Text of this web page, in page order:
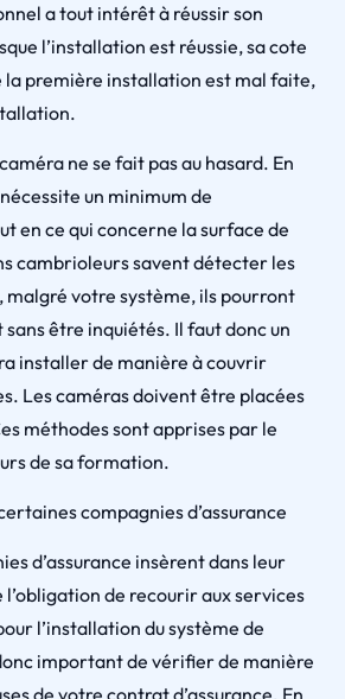
a tout intérêt à réussir son
l’installation est réussie, sa cote
la première installation est mal faite,
ne se fait pas au hasard. En
un minimum de
en ce qui concerne la surface de
cambrioleurs savent détecter les
malgré votre système, ils pourront
être inquiétés. Il faut donc un
installer de manière à couvrir
Les caméras doivent être placées
méthodes sont apprises par le
de sa formation.
compagnies d’assurance
d’assurance insèrent dans leur
l’obligation de recourir aux services
l’installation du système de
important de vérifier de manière
de votre contrat d’assurance. En